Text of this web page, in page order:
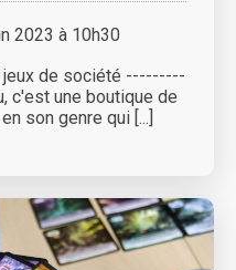
2023 à 10h30
de société ---------
c'est une boutique de
son genre qui [...]